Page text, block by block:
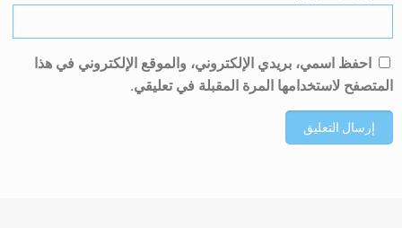
احفظ اسمي، بريدي الإلكتروني، والموقع الإلكتروني في هذا
المتصفح لاستخدامها المرة المقبلة في تعليقي.